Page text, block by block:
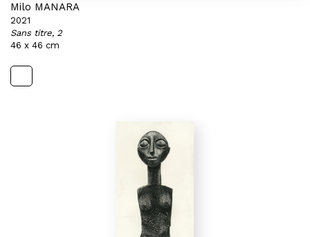
Milo MANARA
2021
Sans titre, 2
46 x 46 cm